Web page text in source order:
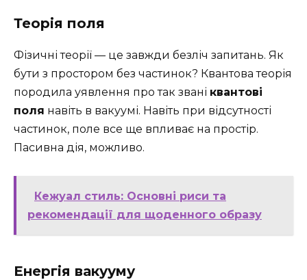
Теорія поля
Фізичні теорії — це завжди безліч запитань. Як
бути з простором без частинок? Квантова теорія
породила уявлення про так звані квантові
поля навіть в вакуумі. Навіть при відсутності
частинок, поле все ще впливає на простір.
Пасивна дія, можливо.
Кежуал стиль: Основні риси та
рекомендації для щоденного образу
Енергія вакууму